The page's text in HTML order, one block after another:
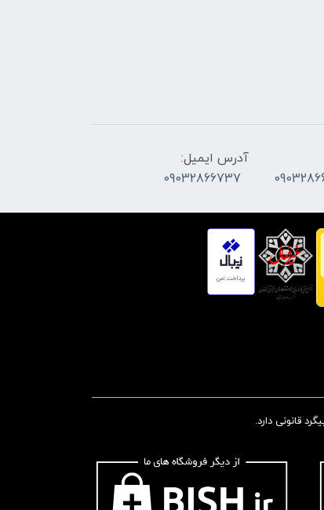
آدرس ایمیل:
09032866737
قانونی دارد.